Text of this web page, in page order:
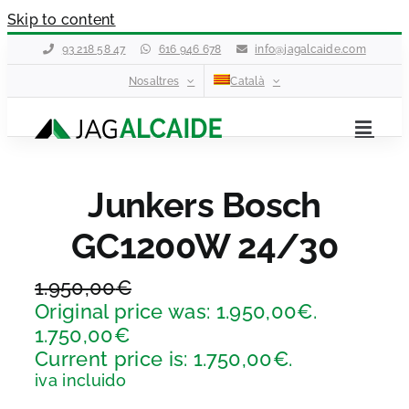
Skip to content
93 218 58 47 616 946 678 info@jagalcaide.com
Nosaltres Català
Junkers Bosch
GC1200W 24/30
1.950,00€
Original price was: 1.950,00€.
1.750,00€
Current price is: 1.750,00€.
iva incluido